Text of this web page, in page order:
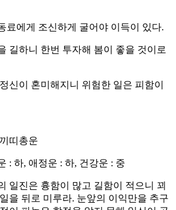
료에게 조신하게 굴어야 이득이 있다.
길하니 한번 투자해 봄이 좋을 것이로
신이 혼미해지니 위험한 일은 피함이
띠총운
: 하, 애정운 : 하, 건강운 : 중
일진은 흉함이 많고 길함이 적으니 꾀
을 뒤로 미루라. 눈앞의 이익만을 추구